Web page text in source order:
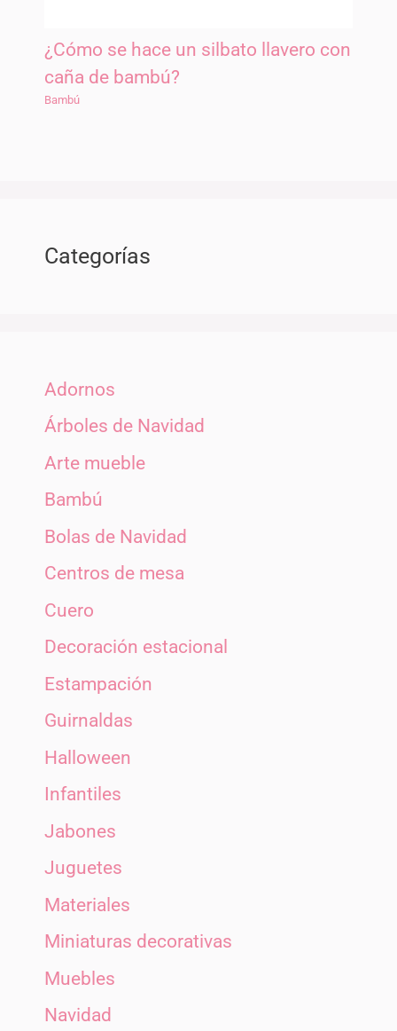
¿Cómo se hace un silbato llavero con
caña de bambú?
Bambú
Categorías
Adornos
Árboles de Navidad
Arte mueble
Bambú
Bolas de Navidad
Centros de mesa
Cuero
Decoración estacional
Estampación
Guirnaldas
Halloween
Infantiles
Jabones
Juguetes
Materiales
Miniaturas decorativas
Muebles
Navidad